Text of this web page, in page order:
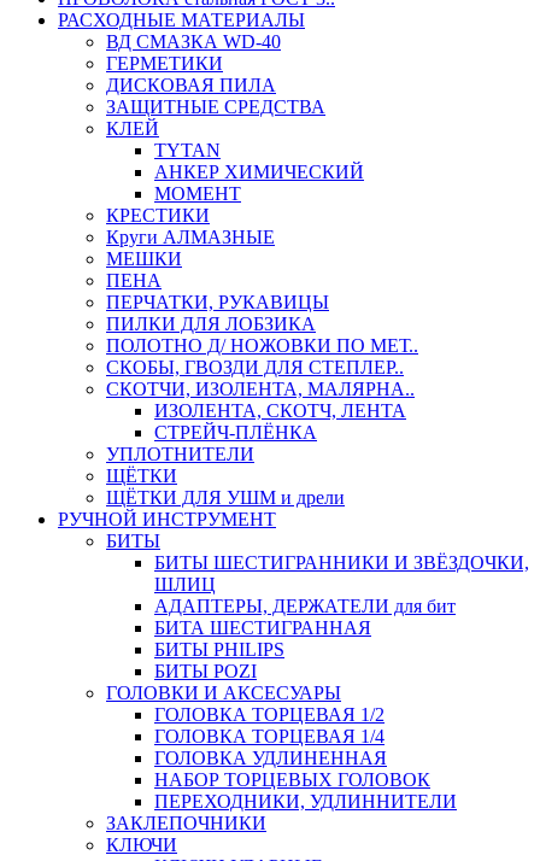
РАСХОДНЫЕ МАТЕРИАЛЫ
ВД СМАЗКА WD-40
ГЕРМЕТИКИ
ДИСКОВАЯ ПИЛА
ЗАЩИТНЫЕ СРЕДСТВА
КЛЕЙ
TYTAN
АНКЕР ХИМИЧЕСКИЙ
МОМЕНТ
КРЕСТИКИ
Круги АЛМАЗНЫЕ
МЕШКИ
ПЕНА
ПЕРЧАТКИ, РУКАВИЦЫ
ПИЛКИ ДЛЯ ЛОБЗИКА
ПОЛОТНО Д/ НОЖОВКИ ПО МЕТ..
СКОБЫ, ГВОЗДИ ДЛЯ СТЕПЛЕР..
СКОТЧИ, ИЗОЛЕНТА, МАЛЯРНА..
ИЗОЛЕНТА, СКОТЧ, ЛЕНТА
СТРЕЙЧ-ПЛЁНКА
УПЛОТНИТЕЛИ
ЩЁТКИ
ЩЁТКИ ДЛЯ УШМ и дрели
РУЧНОЙ ИНСТРУМЕНТ
БИТЫ
БИТЫ ШЕСТИГРАННИКИ И ЗВЁЗДОЧКИ,
ШЛИЦ
АДАПТЕРЫ, ДЕРЖАТЕЛИ для бит
БИТА ШЕСТИГРАННАЯ
БИТЫ PHILIPS
БИТЫ POZI
ГОЛОВКИ И АКСЕСУАРЫ
ГОЛОВКА ТОРЦЕВАЯ 1/2
ГОЛОВКА ТОРЦЕВАЯ 1/4
ГОЛОВКА УДЛИНЕННАЯ
НАБОР ТОРЦЕВЫХ ГОЛОВОК
ПЕРЕХОДНИКИ, УДЛИННИТЕЛИ
ЗАКЛЕПОЧНИКИ
КЛЮЧИ